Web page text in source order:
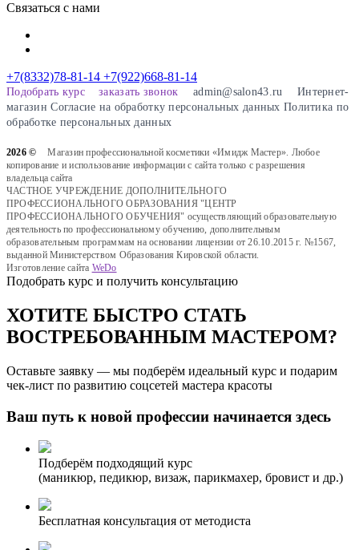
Связаться с нами
+7(8332)78-81-14 +7(922)668-81-14
Подобрать курс заказать звонок admin@salon43.ru
Интернет-
магазинCогласие на обработку персональных данныхПолитика по
обработке персональных данных
2026 ©
Магазин профессиональной косметики «Имидж Мастер». Любое
копирование и использование информации с сайта только с разрешения
владельца сайта
ЧАСТНОЕ УЧРЕЖДЕНИЕ ДОПОЛНИТЕЛЬНОГО
ПРОФЕССИОНАЛЬНОГО ОБРАЗОВАНИЯ "ЦЕНТР
ПРОФЕССИОНАЛЬНОГО ОБУЧЕНИЯ" осуществляющий образовательную
деятельность по профессиональному обучению, дополнительным
образовательным программам на основании лицензии от 26.10.2015 г. №1567,
выданной Министерством Образования Кировской области.
Изготовление сайта WeDo
Подобрать курс и получить консультацию
ХОТИТЕ БЫСТРО СТАТЬ
ВОСТРЕБОВАННЫМ МАСТЕРОМ?
Оставьте заявку — мы подберём идеальный курс и подарим
чек-лист по развитию соцсетей мастера красоты
Ваш путь к новой профессии начинается здесь
Подберём подходящий курс
(маникюр, педикюр, визаж, парикмахер, бровист и др.)
Бесплатная консультация от методиста